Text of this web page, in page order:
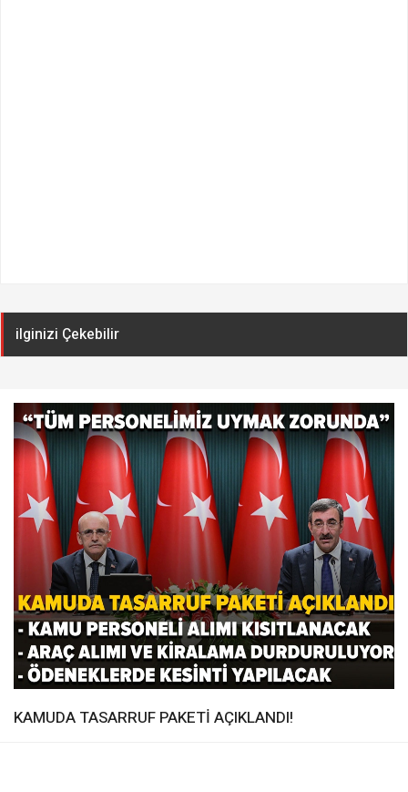
ilginizi Çekebilir
KAMUDA TASARRUF PAKETİ AÇIKLANDI!